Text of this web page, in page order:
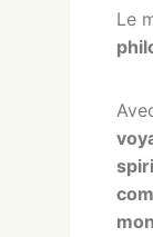
Le